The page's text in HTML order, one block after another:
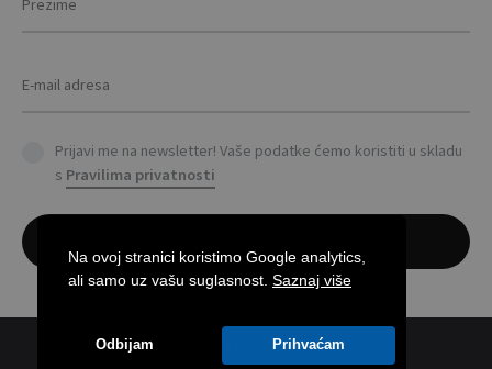
Na ovoj stranici koristimo Google analytics,
ali samo uz vašu suglasnost. Saznaj više
Odbijam Prihvaćam
Prijavi me na newsletter! Vaše podatke ćemo koristiti u skladu
s Pravilima privatnosti